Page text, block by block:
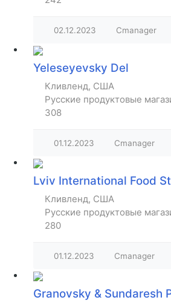
02.12.2023 Cmanager
Yeleseyevsky Del
Кливленд, США
Русские продуктовые
308
01.12.2023 Cmanager
Lviv International Food
Кливленд, США
Русские продуктовые
280
01.12.2023 Cmanager
Granovsky & Sundaresh